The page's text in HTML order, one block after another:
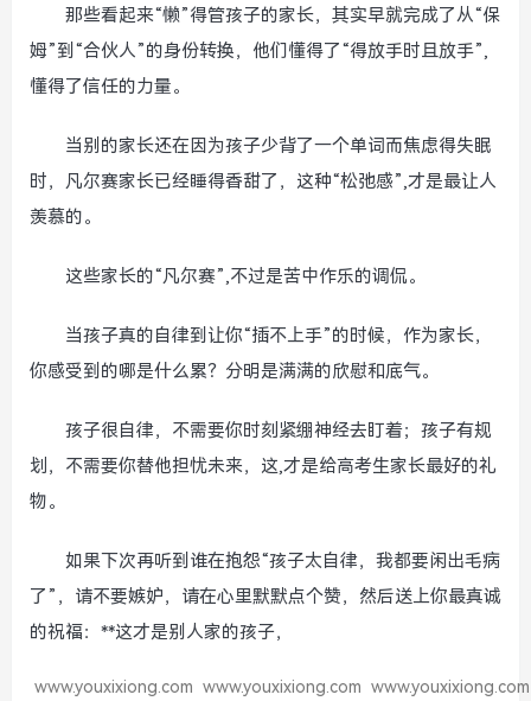
那些看起来“懒”得管孩子的家长，其实早就完成了从“保
姆”到“合伙人”的身份转换，他们懂得了“得放手时且放手”,
懂得了信任的力量。
当别的家长还在因为孩子少背了一个单词而焦虑得失眠
时，凡尔赛家长已经睡得香甜了，这种“松弛感”,才是最让人
羡慕的。
这些家长的“凡尔赛”,不过是苦中作乐的调侃。
当孩子真的自律到让你“插不上手”的时候，作为家长，
你感受到的哪是什么累？分明是满满的欣慰和底气。
孩子很自律，不需要你时刻紧绷神经去盯着；孩子有规
划，不需要你替他担忧未来，这,才是给高考生家长最好的礼
物。
如果下次再听到谁在抱怨“孩子太自律，我都要闲出毛病
了”，请不要嫉妒，请在心里默默点个赞，然后送上你最真诚
的祝福：**这才是别人家的孩子，
www.youxixiong.com www.youxixiong.com www.youxixiong.com